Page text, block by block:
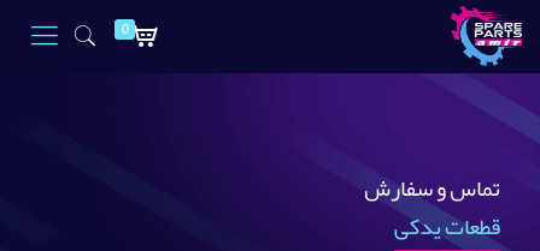
0
تماس و سفارش
قطعات یدکی